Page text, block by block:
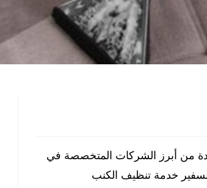
من أبرز الشركات المتخصصة في
خدمة تنظيف الكنب